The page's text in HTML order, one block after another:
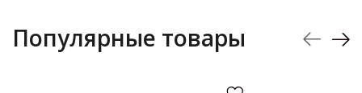
Популярные товары